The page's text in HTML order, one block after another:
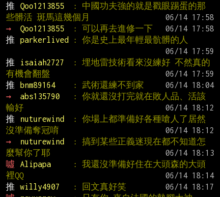
推
Qoo1213855
: 中國功夫強的就是戳眼踢蛋的那
些髒活 斑馬這幾個月
→
Qoo1213855 : 可以再去進修一下
推
parkerlived
: 你是史上最年輕最骯髒的人
推
isaiah2727
: 埋地雷技術看來沒練好 不然真的
有機會翻盤
推
bnm89164 : 武術還練不到家
→
abs135790
: 你就還沒打完就在敗人品、活該
輸好
推
nuturewind
: 你場上都準備好各種嗆人了居然
沒準備奪冠唷
→
nuturewind
: 搞到某些正義迷現在都不知道怎
麼幫你了耶
噓
Alipapa
: 我還沒準備好住在大頭森的大頭
裡QQ
推
willy4907 : 回文真好笑